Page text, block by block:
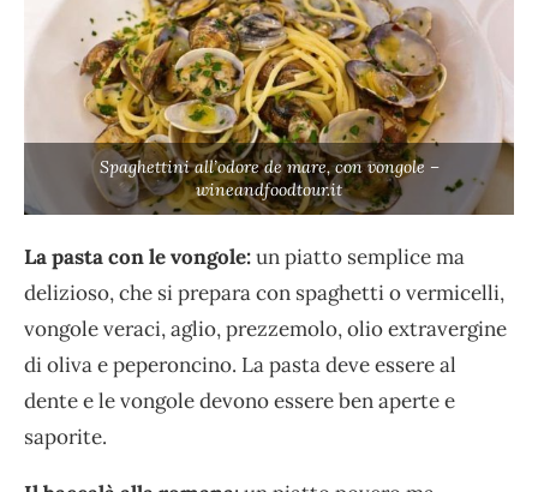
Spaghettini all’odore de mare, con vongole –
wineandfoodtour.it
La pasta con le vongole:un piatto semplice ma
delizioso, che si prepara con spaghetti o vermicelli,
vongole veraci, aglio, prezzemolo, olio extravergine
di oliva e peperoncino. La pasta deve essere al
dente e le vongole devono essere ben aperte e
saporite.